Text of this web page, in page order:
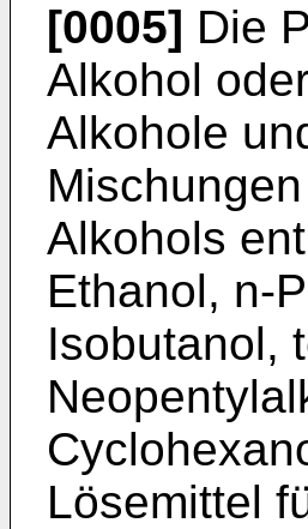
[0005] Die
Alkohol
Alkohole
Alkohols
Ethanol, n-
Isobutanol,
Lösemittel